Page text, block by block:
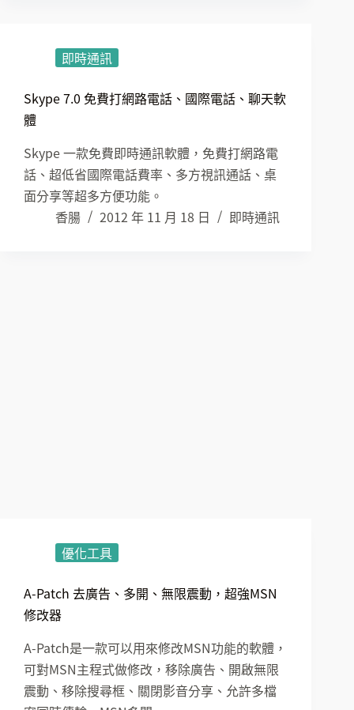
即時通訊
Skype 7.0 免費打網路電話、國際電話、聊天軟
體
Skype 一款免費即時通訊軟體，免費打網路電
話、超低省國際電話費率、多方視訊通話、桌
面分享等超多方便功能。
香腸
2012 年 11 月 18 日 即時通訊
優化工具
A-Patch 去廣告、多開、無限震動，超強MSN
修改器
A-Patch是一款可以用來修改MSN功能的軟體，
可對MSN主程式做修改，移除廣告、開啟無限
震動、移除搜尋框、關閉影音分享、允許多檔